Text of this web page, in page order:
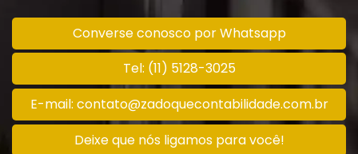
Converse conosco por Whatsapp
Tel: (11) 5128-3025
E-mail: contato@zadoquecontabilidade.com.br
Deixe que nós ligamos para você!